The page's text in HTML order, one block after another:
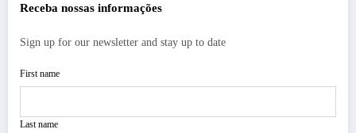
Receba nossas informações
Sign up for our newsletter and stay up to date
First name
Last name